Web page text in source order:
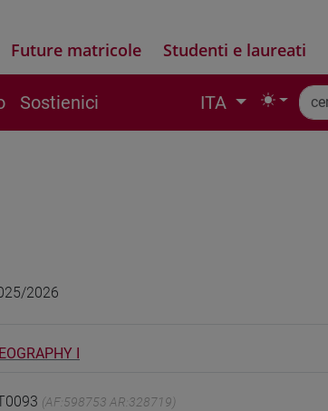
Future matricole Studenti e laureati
Sostienici ITA
2026
I
(AF:598753 AR:328719)